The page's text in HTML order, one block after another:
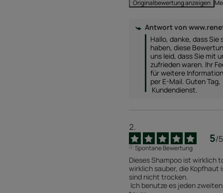
Originalbewertung anzeigen
Antwort von
Hallo, danke, dass
haben, diese
uns leid, dass Sie mit
zufrieden waren. Ihr
für weitere
per E-Mail. Guten Tag,
Kundendienst.
5/5
Spontane Bewertung
Dieses Shampoo ist wirklich
wirklich sauber, die
sind nicht trocken.